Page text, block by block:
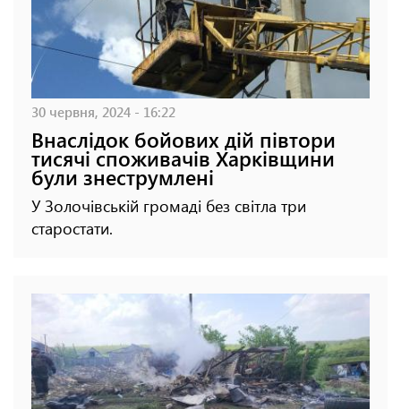
30 червня, 2024 - 16:22
Внаслідок бойових дій півтори
тисячі споживачів Харківщини
були знеструмлені
У Золочівській громаді без світла три
старостати.